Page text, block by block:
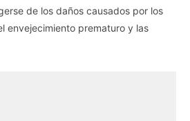
de los daños causados por los
envejecimiento prematuro y las